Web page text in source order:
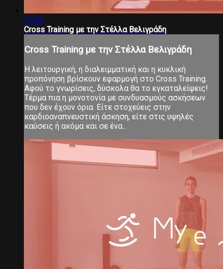
27:03
Cross Training με την Στέλλα Βελιγράδη
Cross Training με την Στέλλα Βελιγράδη
Η λειτουργική, η διαλειμματική και η κυκλική
προπόνηση βρίσκουν εφαρμογή στο Cross Training.
Αφού το γνωρίσεις, δύσκολα θα το εγκαταλείψεις!
Τέρμα πια η μονοτονία με συνδυασμούς ασκήσεων
που δεν έχουν όρια. Είτε στοχεύεις στην
καρδιοαναπνευστική άσκηση, είτε στις υψηλές
καύσεις ή ακόμα και σε ένα...